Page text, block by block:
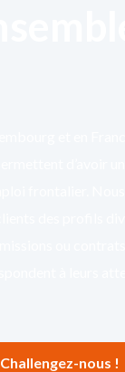
Challengez-nous !